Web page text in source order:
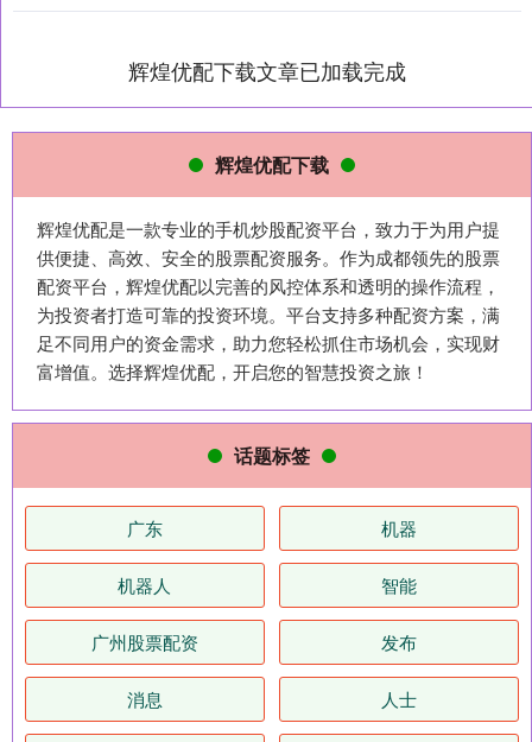
辉煌优配下载文章已加载完成
辉煌优配下载
辉煌优配是一款专业的手机炒股配资平台，致力于为用户提
供便捷、高效、安全的股票配资服务。作为成都领先的股票
配资平台，辉煌优配以完善的风控体系和透明的操作流程，
为投资者打造可靠的投资环境。平台支持多种配资方案，满
足不同用户的资金需求，助力您轻松抓住市场机会，实现财
富增值。选择辉煌优配，开启您的智慧投资之旅！
话题标签
广东 机器
机器人 智能
广州股票配资 发布
消息 人士